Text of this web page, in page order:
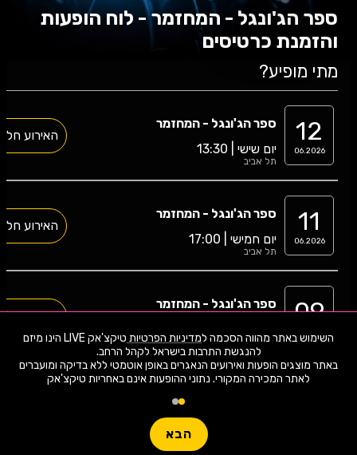
השימוש באתר מהווה הסכמה למדיניות הפרטיות
טיקצ'אק LIVE הינו מיזם
באתר מוצגים הופעות ואירועים הנאגרים באופן אוטמטי ללא בדיקה ומועברים
לאתר המכירה המקורי. נתוני ההופעות אינם באחריות טיקצ'אק
הבא
ספר הג'ונגל - המחזמר - לוח הופעות
והזמנת כרטיסים
מתי מופיע?
12
06.2026
ספר הג'ונגל - המחזמר
יום שישי | 13:30
תל אביב
האירוע
11
06.2026
ספר הג'ונגל - המחזמר
יום חמישי | 17:00
תל אביב
האירוע
09
ספר הג'ונגל - המחזמר
תל אביב
האירוע